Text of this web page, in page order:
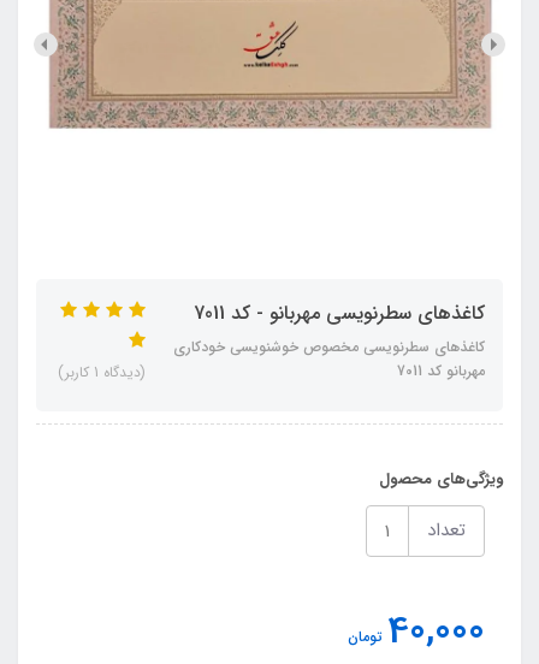
کاغذهای سطرنویسی مهربانو - کد 7011
کاغذهای سطرنویسی مخصوص خوشنویسی خودکاری
مهربانو کد 7011
(دیدگاه 1 کاربر)
ویژگی‌های محصول
تعداد
40,000 تومان